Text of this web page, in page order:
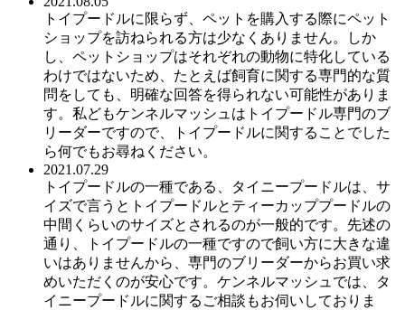
トイプードルに限らず、ペットを購入する際にペット
ショップを訪ねられる方は少なくありません。しか
し、ペットショップはそれぞれの動物に特化している
わけではないため、たとえば飼育に関する専門的な質
問をしても、明確な回答を得られない可能性がありま
す。私どもケンネルマッシュはトイプードル専門のブ
リーダーですので、トイプードルに関することでした
ら何でもお尋ねください。
2021.07.29
トイプードルの一種である、タイニープードルは、サ
イズで言うとトイプードルとティーカッププードルの
中間くらいのサイズとされるのが一般的です。先述の
通り、トイプードルの一種ですので飼い方に大きな違
いはありませんから、専門のブリーダーからお買い求
めいただくのが安心です。ケンネルマッシュでは、タ
イニープードルに関するご相談もお伺いしておりま